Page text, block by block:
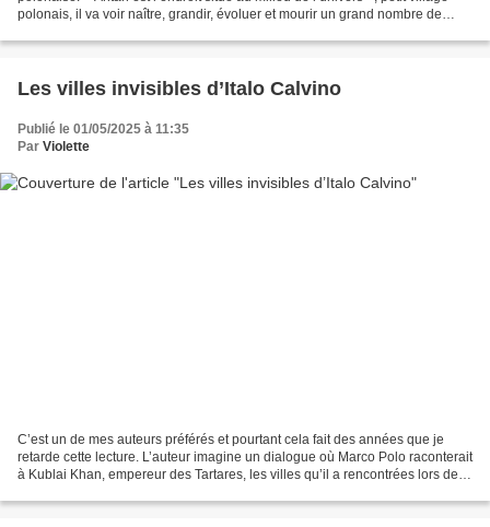
polonais, il va voir naître, grandir, évoluer et mourir un grand nombre de
Les villes invisibles d’Italo Calvino
Publié le 01/05/2025 à 11:35
Par Violette
C’est un de mes auteurs préférés et pourtant cela fait des années que je
retarde cette lecture. L’auteur imagine un dialogue où Marco Polo raconterait
à Kublai Khan, empereur des Tartares, les villes qu’il a rencontrées lors de